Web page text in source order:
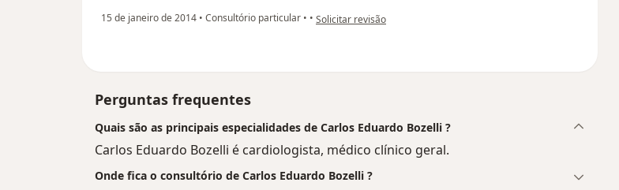
15 de janeiro de 2014 • Consultório particular • • na opinião do utilizador anônimo
Solicitar revisão
Perguntas frequentes
Quais são as principais especialidades de Carlos Eduardo Bozelli ?
Carlos Eduardo Bozelli é cardiologista, médico clínico geral.
Onde fica o consultório de Carlos Eduardo Bozelli ?